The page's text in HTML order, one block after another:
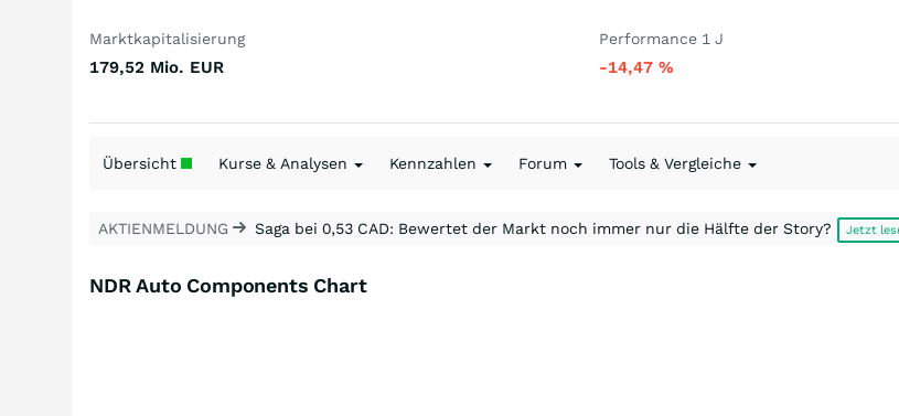
Marktkapitalisierung
179,52 Mio. EUR
Performance 1 J
-14,47 %
Übersicht Kurse & Analysen Kennzahlen Forum Tools & Vergleiche
AKTIENMELDUNG Saga bei 0,53 CAD: Bewertet der Markt noch immer nur die Hälfte der Story? Jetzt
NDR Auto Components Chart